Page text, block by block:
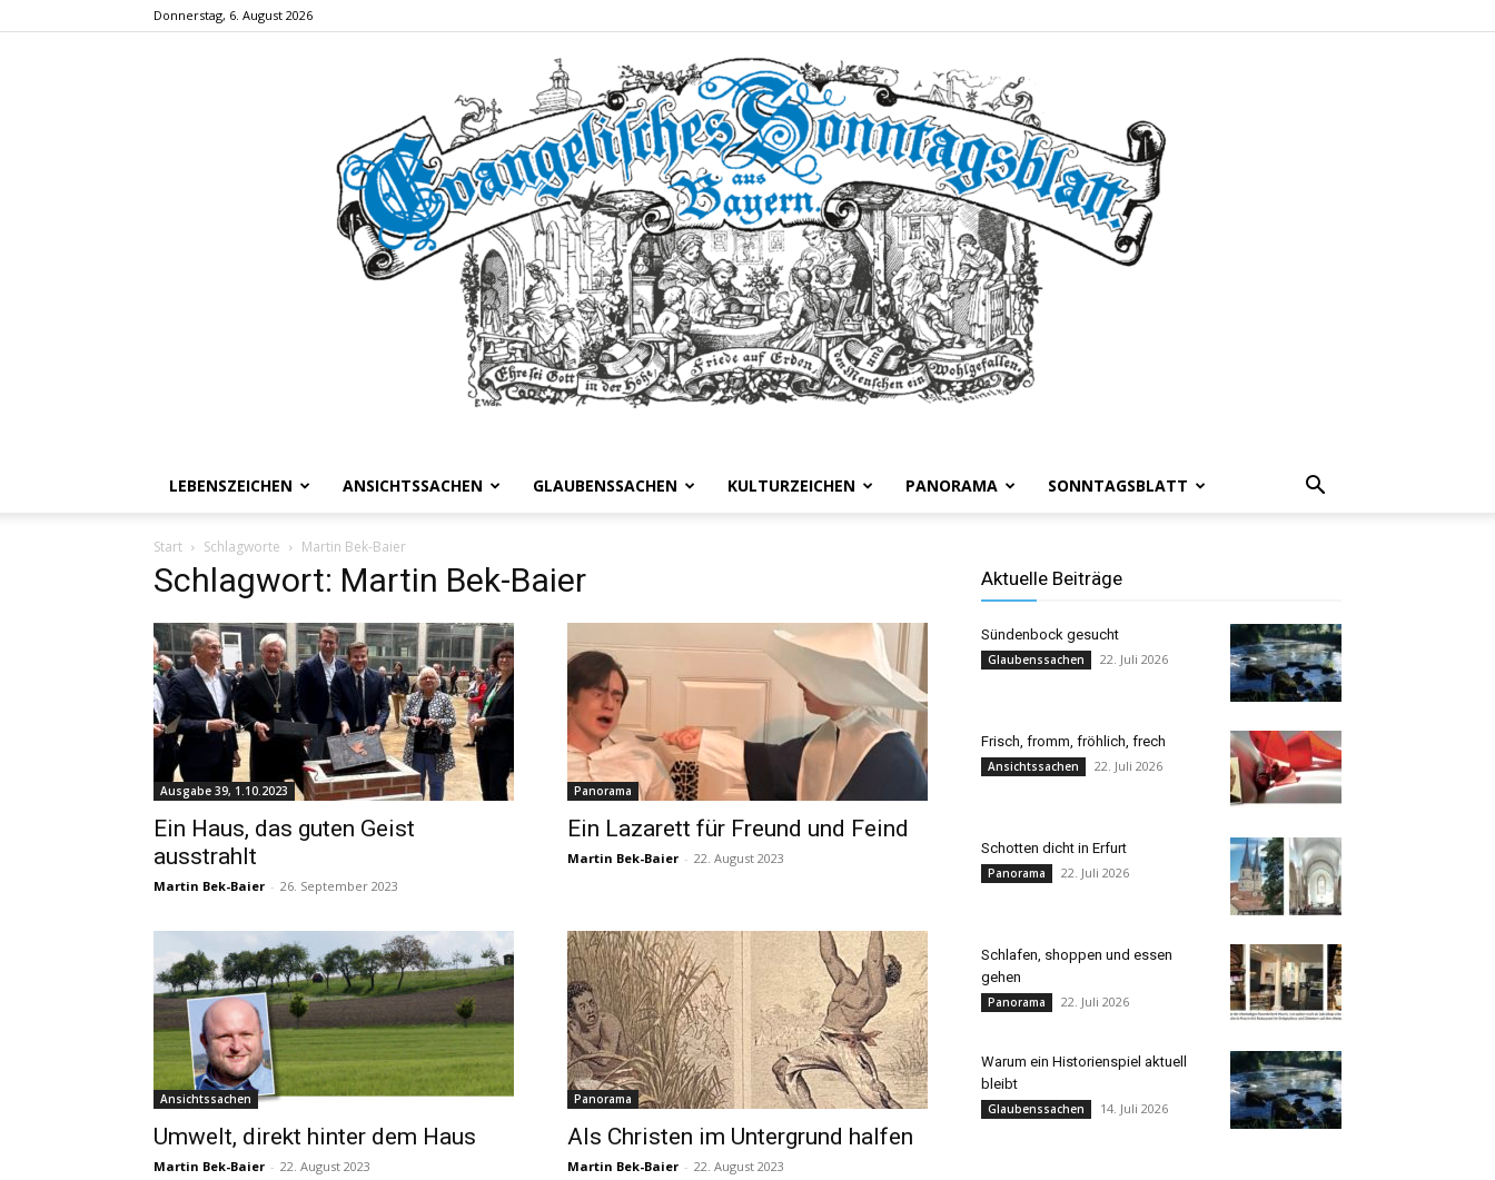
Donnerstag, 6. August 2026
Sonntagsblatt
LEBENSZEICHEN ANSICHTSSACHEN GLAUBENSSACHEN KULTURZEICHEN PANORAMA SONNTAGSBLATT
Start Schlagworte Martin Bek-Baier
Schlagwort: Martin Bek-Baier
Ausgabe 39, 1.10.2023
Ein Haus, das guten Geist
ausstrahlt
Martin Bek-Baier - 26. September 2023
Panorama
Ein Lazarett für Freund und Feind
Martin Bek-Baier - 22. August 2023
Ansichtssachen
Umwelt, direkt hinter dem Haus
Martin Bek-Baier - 22. August 2023
Panorama
Als Christen im Untergrund halfen
Martin Bek-Baier - 22. August 2023
Aktuelle Beiträge
Sündenbock gesucht
Glaubenssachen 22. Juli 2026
Frisch, fromm, fröhlich, frech
Ansichtssachen 22. Juli 2026
Schotten dicht in Erfurt
Panorama 22. Juli 2026
Schlafen, shoppen und essen
gehen
Panorama 22. Juli 2026
Warum ein Historienspiel aktuell
bleibt
Glaubenssachen 14. Juli 2026